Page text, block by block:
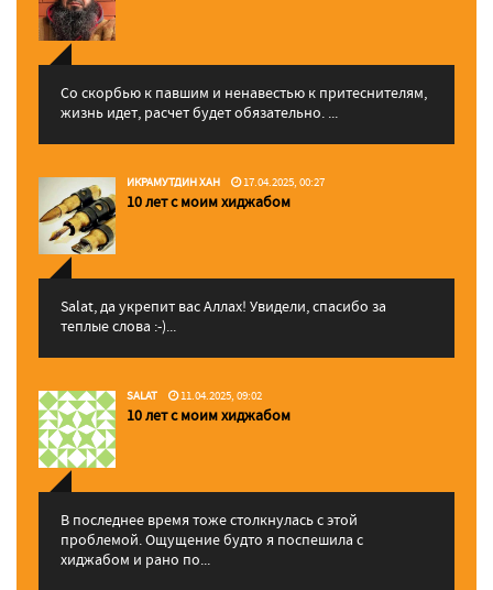
Со скорбью к павшим и ненавестью к притеснителям,
жизнь идет, расчет будет обязательно. ...
ИКРАМУТДИН ХАН 17.04.2025, 00:27
10 лет с моим хиджабом
Salat, да укрепит вас Аллаx! Увидели, спасибо за
теплые слова :-)...
SALAT 11.04.2025, 09:02
10 лет с моим хиджабом
В последнее время тоже столкнулась с этой
проблемой. Ощущение будто я поспешила с
хиджабом и рано по...